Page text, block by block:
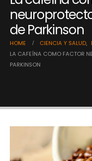
de Parkinson
HOME CIENCIA Y SALUD,
LA CAFEÍNA COMO FACTOR
PARKINSON